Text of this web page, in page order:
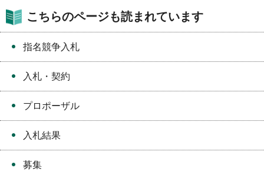
こちらのページも読まれています
指名競争入札
入札・契約
プロポーザル
入札結果
募集